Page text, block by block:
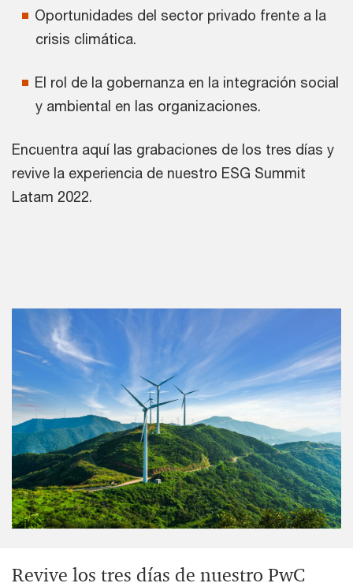
Oportunidades del sector privado frente a la
crisis climática.
El rol de la gobernanza en la integración social
y ambiental en las organizaciones.
Encuentra aquí las grabaciones de los tres días y
revive la experiencia de nuestro ESG Summit
Latam 2022.
Revive los tres días de nuestro PwC